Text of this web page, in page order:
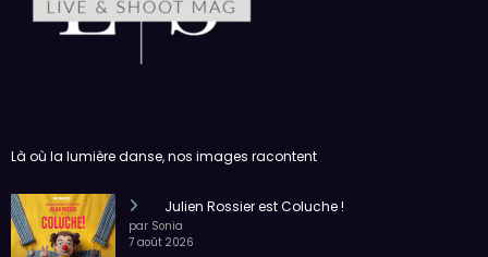
Là où la lumière danse, nos images racontent
Julien Rossier est Coluche !
par Sonia
7 août 2026